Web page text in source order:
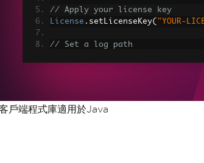
// Apply your license key
License . setLicenseKey( "YOUR-
// Set a log path
PdfDocument
> Made with IronPDF!");
戶端程式庫適用於Java